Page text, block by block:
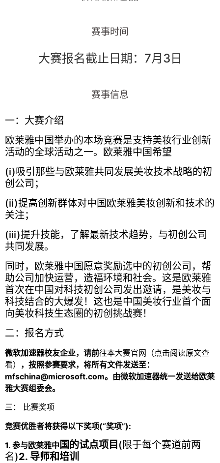
赛事时间
大赛报名截止日期：7月3日
赛事信息
一：大赛介绍
欧莱雅中国举办的本场竞赛是支持美妆行业创新
活动的全球活动之一。欧莱雅中国希望
(i)吸引那些与欧莱雅共同发展美妆技术战略的初
创公司；
(ii)提高创新群体对中国欧莱雅美妆创新和技术的
关注；
(iii)提升技能，了解最新技术趋势，与初创公司
共同发展。
同时，欧莱雅中国愿意奖励选中的初创公司，帮
助公司加快运营，造福环境和社会。这是欧莱雅
首次在中国对科技初创公司发出邀请，是美妆与
科技结合的大爆发！这也是中国美妆行业首个面
向美妆科技生态圈的初创挑战赛！
二：报名方式
微软加速器校友企业，请前往本大赛官网（点击阅读原文查
看） ，按照参赛要求，将所有文件发送至：
mfschina@microsoft.com。由微软加速器统一发送给欧莱
雅大赛组委会。
三： 比赛奖项
竞赛优胜者将获得以下奖项(“奖项”):
1. 参与欧莱雅中 国的试点项目 (限于每个赛道前两
名)2. 导师和培训